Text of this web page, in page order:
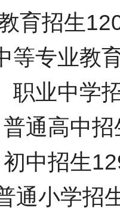
育招生
等专业教
职业中学
通高中
中招生
通小学招